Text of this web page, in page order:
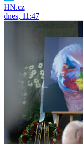
HN.cz
dnes, 11:47